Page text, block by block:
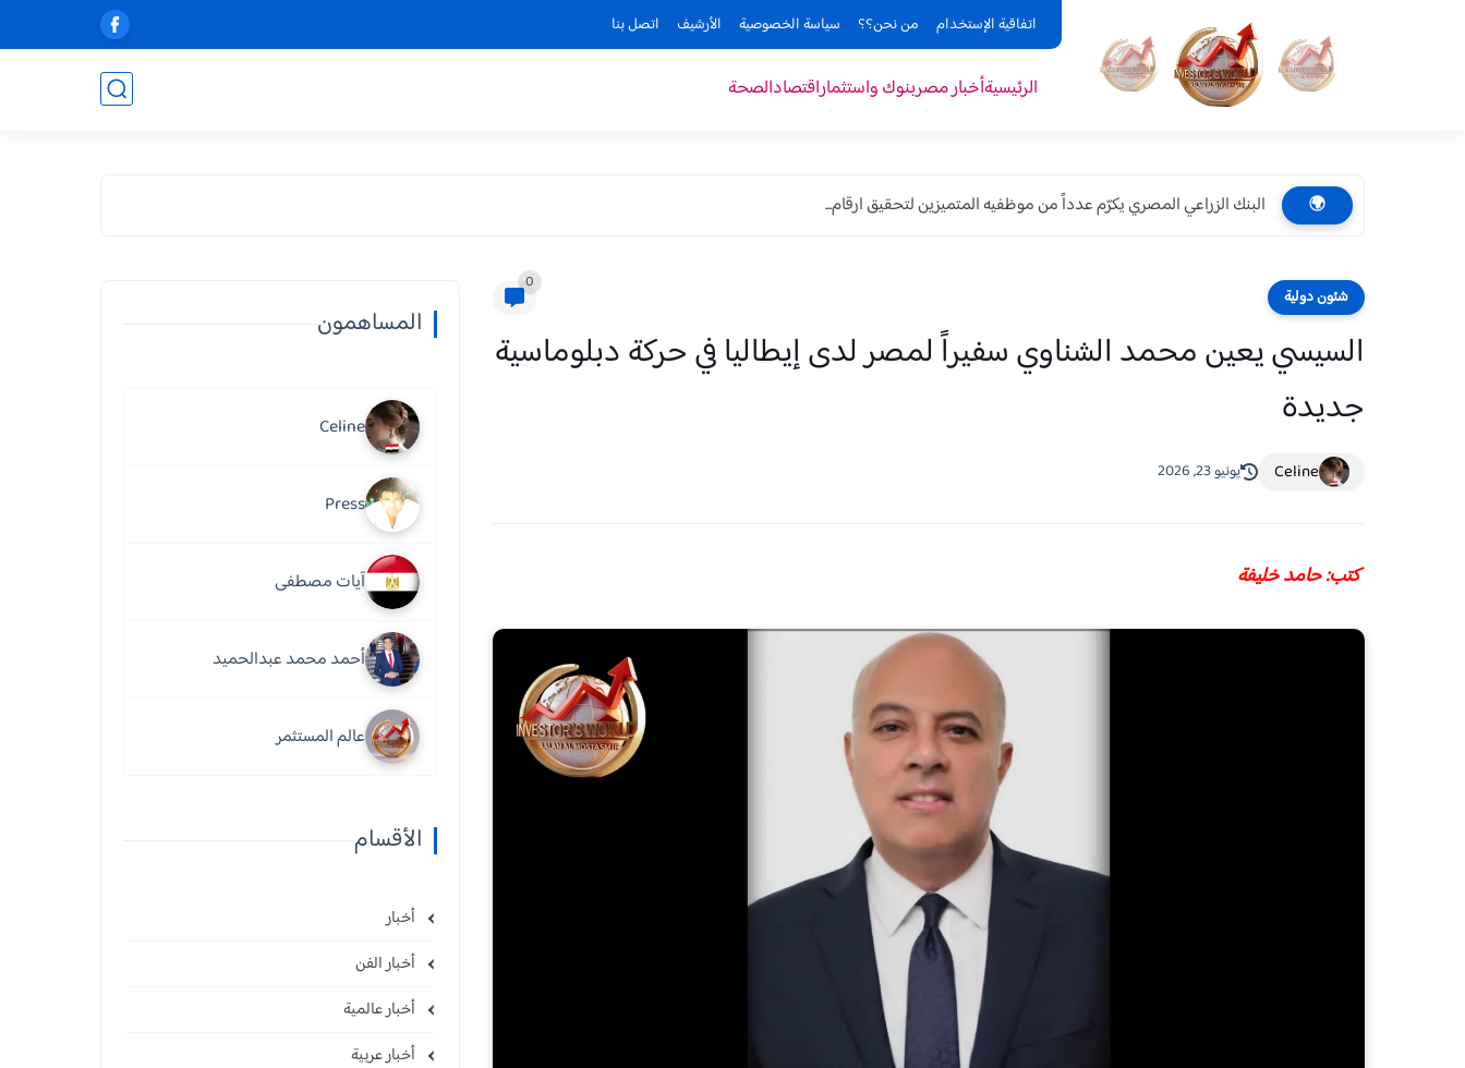
اتفاقية الإستخدام من نحن؟؟ سياسة الخصوصية الأرشيف اتصل بنا
الرئيسيةأخبار مصربنوك واستثماراقتصادالصحة
🌍 البنك الزراعي المصري يكرّم عدداً من موظفيه المتميزين لتحقيق ارقام...
شئون دولية
0
السيسي يعين محمد الشناوي سفيراً لمصر لدى إيطاليا في حركة دبلوماسية
جديدة
Celine يونيو 23, 2026
كتب: حامد خليفة
المساهمون
Celine
Press
آيات مصطفى
أحمد محمد عبدالحميد
عالم المستثمر
الأقسام
أخبار
أخبار الفن
أخبار عالمية
أخبار عربية